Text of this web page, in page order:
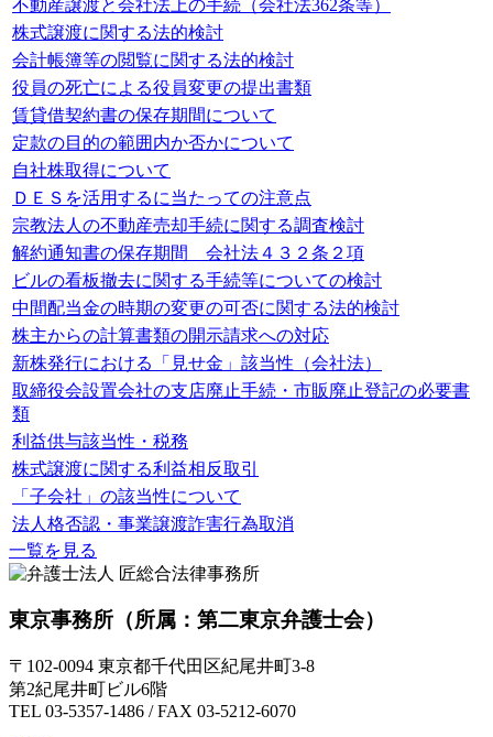
不動産譲渡と会社法上の手続（会社法362条等）
株式譲渡に関する法的検討
会計帳簿等の閲覧に関する法的検討
役員の死亡による役員変更の提出書類
賃貸借契約書の保存期間について
定款の目的の範囲内か否かについて
自社株取得について
ＤＥＳを活用するに当たっての注意点
宗教法人の不動産売却手続に関する調査検討
解約通知書の保存期間 会社法４３２条２項
ビルの看板撤去に関する手続等についての検討
中間配当金の時期の変更の可否に関する法的検討
株主からの計算書類の開示請求への対応
新株発行における「見せ金」該当性（会社法）
取締役会設置会社の支店廃止手続・市販廃止登記の必要書
類
利益供与該当性・税務
株式譲渡に関する利益相反取引
「子会社」の該当性について
法人格否認・事業譲渡詐害行為取消
一覧を見る
東京事務所 （所属：第二東京弁護士会）
〒102-0094 東京都千代田区紀尾井町3-8
第2紀尾井町ビル6階
TEL 03-5357-1486 / FAX 03-5212-6070